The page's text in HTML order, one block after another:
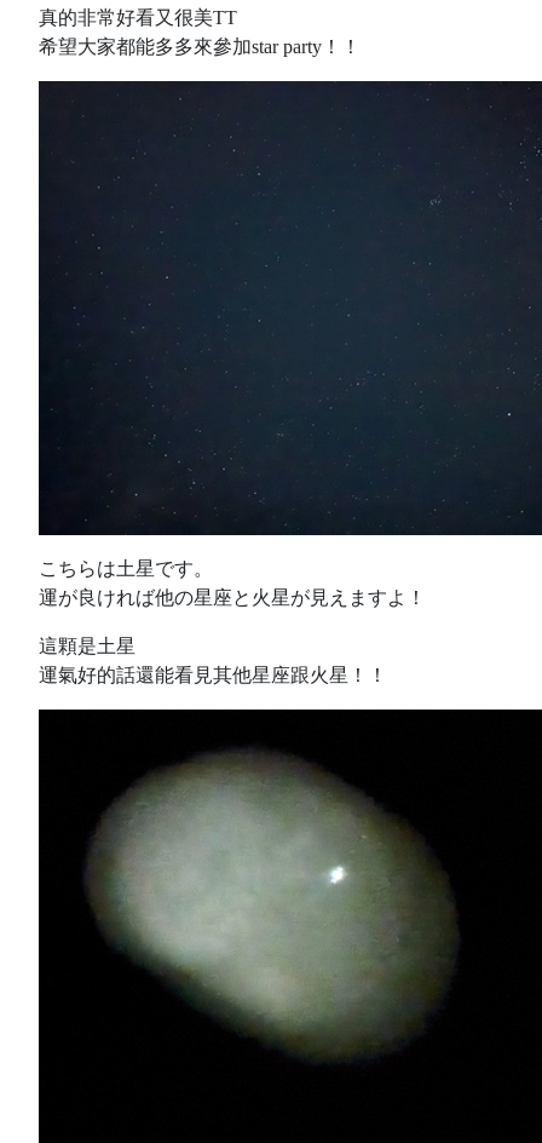
真的非常好看又很美TT
希望大家都能多多來參加star party！！
こちらは土星です。
運が良ければ他の星座と火星が見えますよ！
這顆是土星
運氣好的話還能看見其他星座跟火星！！